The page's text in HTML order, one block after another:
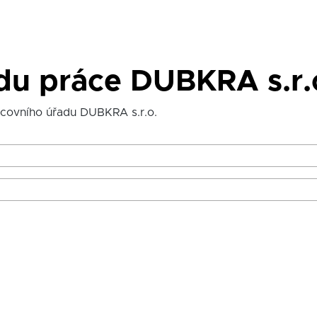
práce DUBKRA
úřadu DUBKRA s.r.o.